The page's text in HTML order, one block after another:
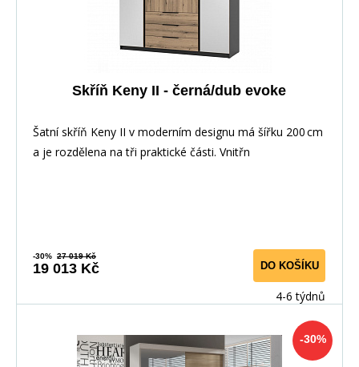
Skříň Keny II - černá/dub evoke
Šatní skříň Keny II v moderním designu má šířku 200 cm
a je rozdělena na tři praktické části. Vnitřn
-30% 27 019 Kč
19 013 Kč DO KOŠÍKU
4-6 týdnů
-30%